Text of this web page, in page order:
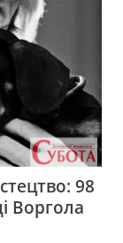
98
Воргола